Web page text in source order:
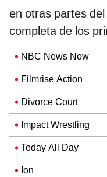
en otras partes
completa de los
NBC News Now
Filmrise Action
Divorce Court
Impact Wrestling
Today All Day
Ion